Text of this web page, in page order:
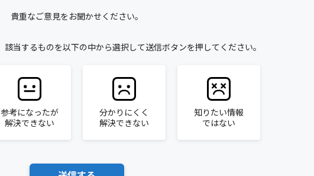
貴重なご意見をお聞かせください。
該当するものを以下の中から選択して送信ボタンを押してください。
参考になったが
解決できない
分かりにくく
解決できない
知りたい情報
ではない